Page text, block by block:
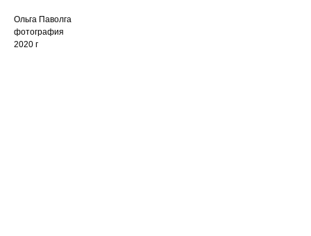
Ольга Паволга
фотография
2020 г